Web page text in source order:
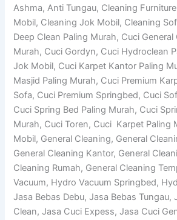
Ashma, Anti Tungau, Cleaning
Mobil, Cleaning Jok Mobil, Cleaning
Deep Clean Paling Murah, Cuci General
Murah, Cuci Gordyn, Cuci Hydroclean
Jok Mobil, Cuci Karpet Kantor Paling
Masjid Paling Murah, Cuci Premium
Sofa, Cuci Premium Springbed, Cuci
Cuci Spring Bed Paling Murah, Cuci
Murah, Cuci Toren, Cuci Karpet Paling
Mobil, General Cleaning, General
General Cleaning Kantor, General
Cleaning Rumah, General Cleaning
Vacuum, Hydro Vacuum Springbed,
Jasa Bebas Debu, Jasa Bebas Tungau,
Clean, Jasa Cuci Expess, Jasa Cuci